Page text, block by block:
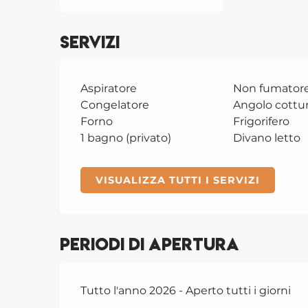
Servizi
Aspiratore
Non
Congelatore
Angolo
Forno
Frigorifero
1 bagno (privato)
Divano letto
VISUALIZZA TUTTI I SERVIZI
Periodi di apertura
Tutto l'anno 2026 - Aperto tutti i giorni